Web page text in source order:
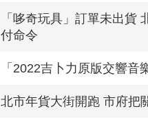
「哆奇玩具」訂單未出貨
付命令
「2022吉卜力原版交響
北市年貨大街開跑 市府把